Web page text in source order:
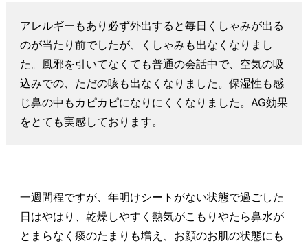
アレルギーもあり必ず外出すると毎日くしゃみが出る
のが当たり前でしたが、くしゃみも出なくなりまし
た。風邪を引いてなくても普通の会話中で、空気の吸
込みでの、ただの咳も出なくなりました。保湿性も感
じ鼻の中もカピカピになりにくくなりました。AG効果
をとても実感しております。
一週間程ですが、年明けシートがない状態で過ごした
日はやはり、乾燥しやすく熱気がこもりやたら鼻水が
とまらなく痰のたまりも増え、お顔のお肌の状態にも